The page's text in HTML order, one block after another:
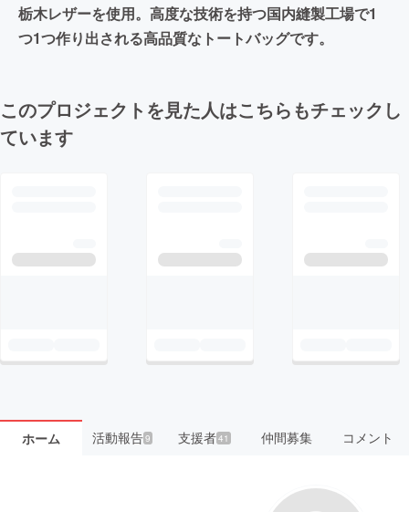
栃木レザーを使用。高度な技術を持つ国内縫製工場で1
つ1つ作り出される高品質なトートバッグです。
このプロジェクトを見た人はこちらもチェックし
ています
ホーム 活動報告9 支援者41 仲間募集 コメント